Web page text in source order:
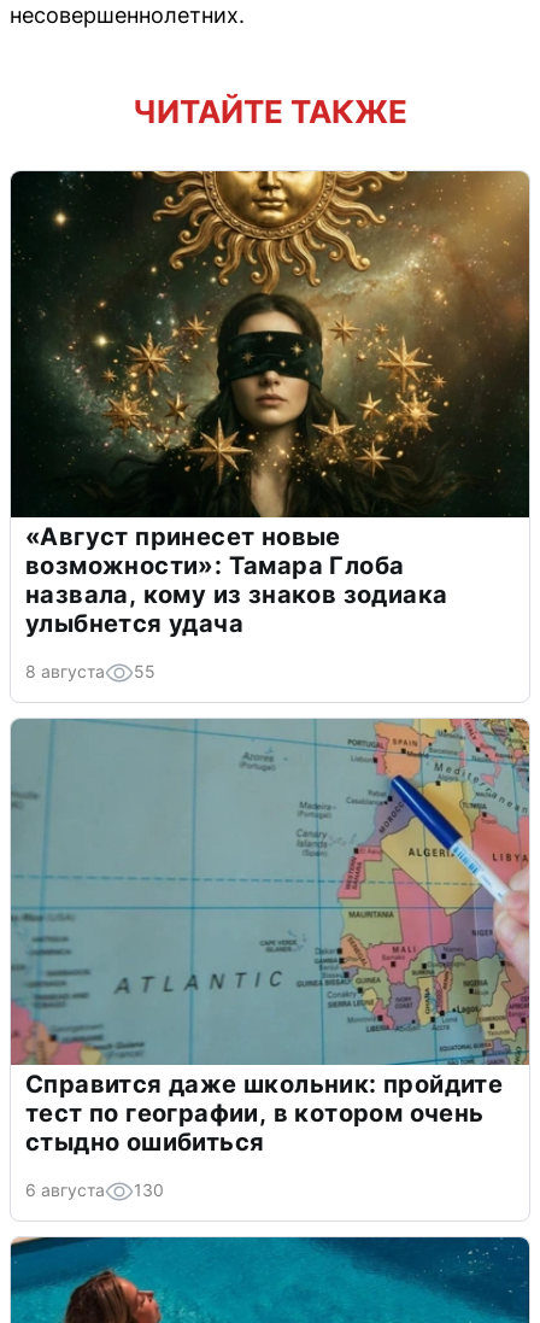
несовершеннолетних.
ЧИТАЙТЕ ТАКЖЕ
«Август принесет новые
возможности»: Тамара Глоба
назвала, кому из знаков зодиака
улыбнется удача
8 августа 55
Справится даже школьник: пройдите
тест по географии, в котором очень
стыдно ошибиться
6 августа 130